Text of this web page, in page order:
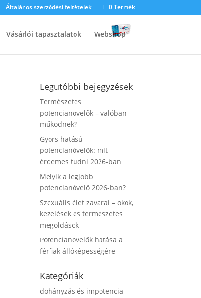
Általános szerződési feltételek 0 Termék
Vásárlói tapasztalatok Webshop
Legutóbbi bejegyzések
Természetes
potencianövelők – valóban
működnek?
Gyors hatású
potencianövelők: mit
érdemes tudni 2026-ban
Melyik a legjobb
potencianövelő 2026-ban?
Szexuális élet zavarai – okok,
kezelések és természetes
megoldások
Potencianövelők hatása a
férfiak állóképességére
Kategóriák
dohányzás és impotencia